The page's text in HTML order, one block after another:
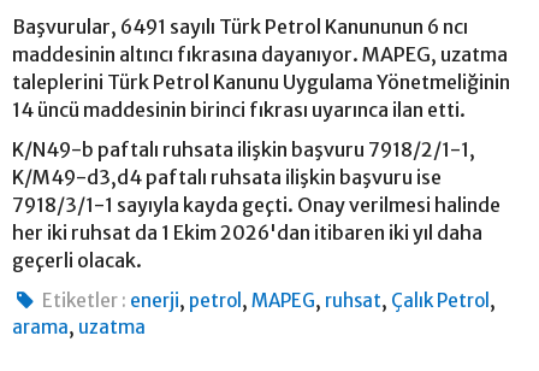
Başvurular, 6491 sayılı Türk Petrol Kanununun 6 ncı
maddesinin altıncı fıkrasına dayanıyor. MAPEG, uzatma
taleplerini Türk Petrol Kanunu Uygulama Yönetmeliğinin
14 üncü maddesinin birinci fıkrası uyarınca ilan etti.
K/N49-b paftalı ruhsata ilişkin başvuru 7918/2/1-1,
K/M49-d3,d4 paftalı ruhsata ilişkin başvuru ise
7918/3/1-1 sayıyla kayda geçti. Onay verilmesi halinde
her iki ruhsat da 1 Ekim 2026'dan itibaren iki yıl daha
geçerli olacak.
Etiketler : enerji, petrol ,MAPEG, ruhsat, Çalık Petrol ,
arama, uzatma